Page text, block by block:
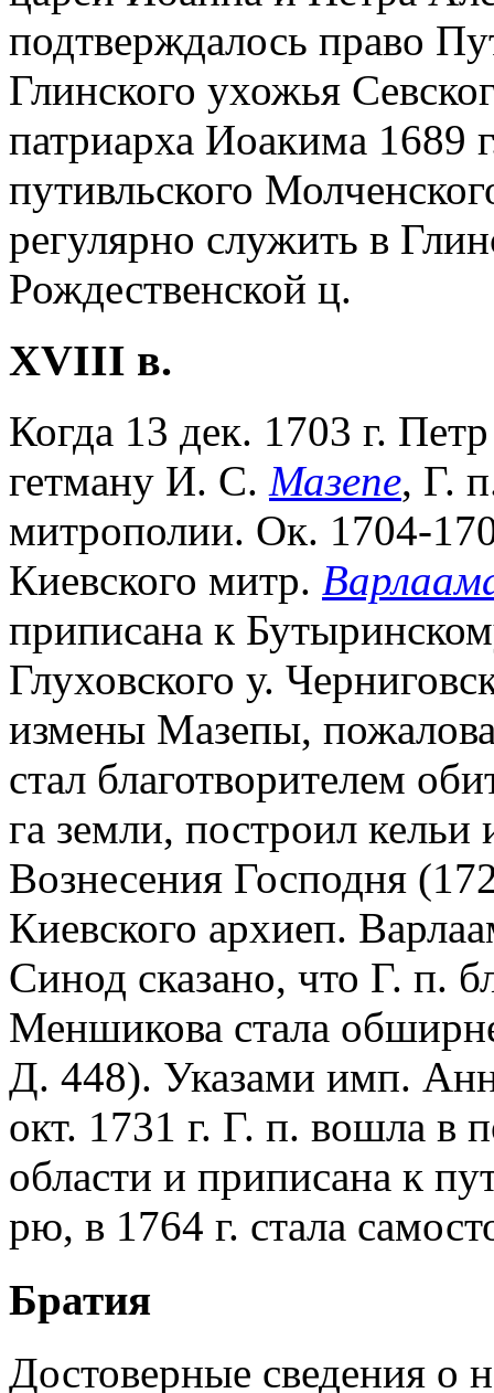
подтверждалось право
Глинского ухожья
патриарха Иоакима 1689
путивльского
регулярно служить в
Рождественской ц.
XVIII в.
Когда 13 дек. 1703 г.
гетману И. С. Мазепе, Г.
митрополии. Ок. 1704-
Киевского митр.
приписана к
Глуховского у.
измены Мазепы,
стал благотворителем
га земли, построил
Вознесения Господня
Киевского архиеп.
Синод сказано, что Г. п.
Меншикова стала
Д. 448). Указами имп.
окт. 1731 г. Г. п. вошла в
области и приписана к
рю, в 1764 г. стала
Братия
Достоверные сведения о